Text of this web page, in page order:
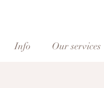
Info Our services